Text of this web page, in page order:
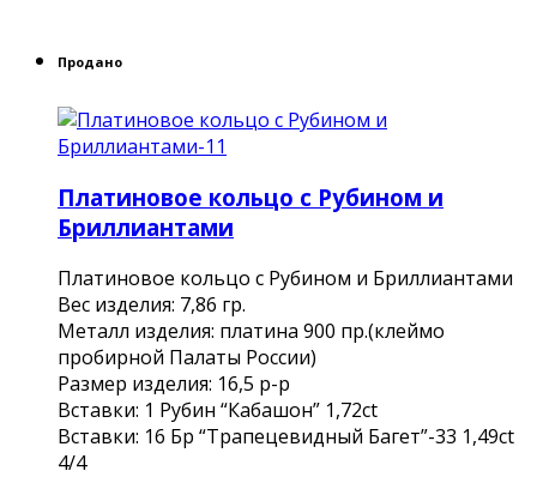
Продано
Платиновое кольцо с Рубином и
Бриллиантами
Платиновое кольцо с Рубином и Бриллиантами
Вес изделия: 7,86 гр.
Металл изделия: платина 900 пр.(клеймо
пробирной Палаты России)
Размер изделия: 16,5 р-р
Вставки: 1 Рубин “Кабашон” 1,72сt
Вcтавки: 16 Бр “Трапецевидный Багет”-33 1,49ct
4/4